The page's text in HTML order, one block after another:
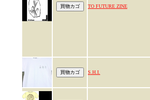
TO FUTURE ZINE
S.H.I.